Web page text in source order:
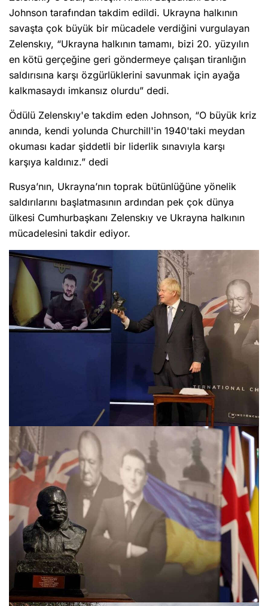
Johnson tarafından takdim edildi. Ukrayna halkının
savaşta çok büyük bir mücadele verdiğini vurgulayan
Zelenskıy, “Ukrayna halkının tamamı, bizi 20. yüzyılın
en kötü gerçeğine geri göndermeye çalışan tiranlığın
saldırısına karşı özgürlüklerini savunmak için ayağa
kalkmasaydı imkansız olurdu” dedi.
Ödülü Zelenskıy'e takdim eden Johnson, “O büyük kriz
anında, kendi yolunda Churchill'in 1940'taki meydan
okuması kadar şiddetli bir liderlik sınavıyla karşı
karşıya kaldınız.” dedi
Rusya’nın, Ukrayna’nın toprak bütünlüğüne yönelik
saldırılarını başlatmasının ardından pek çok dünya
ülkesi Cumhurbaşkanı Zelenskıy ve Ukrayna halkının
mücadelesini takdir ediyor.